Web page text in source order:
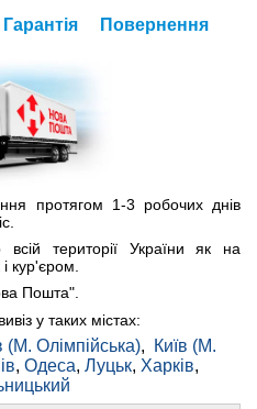
Гарантія Повернення
протягом 1-3 робочих днів
території України як на
кур'єром.
Пошта".
у таких містах:
(М. Олімпійська),
Київ (М.
, Одеса, Луцьк, Харків,